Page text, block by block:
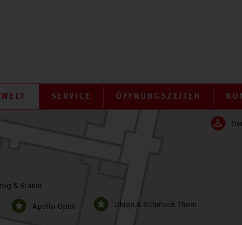
SERVICE ÖFFNUNGSZEITEN
Apollo-Optik
& Bräuer
Uhren & Schmuck Thorn